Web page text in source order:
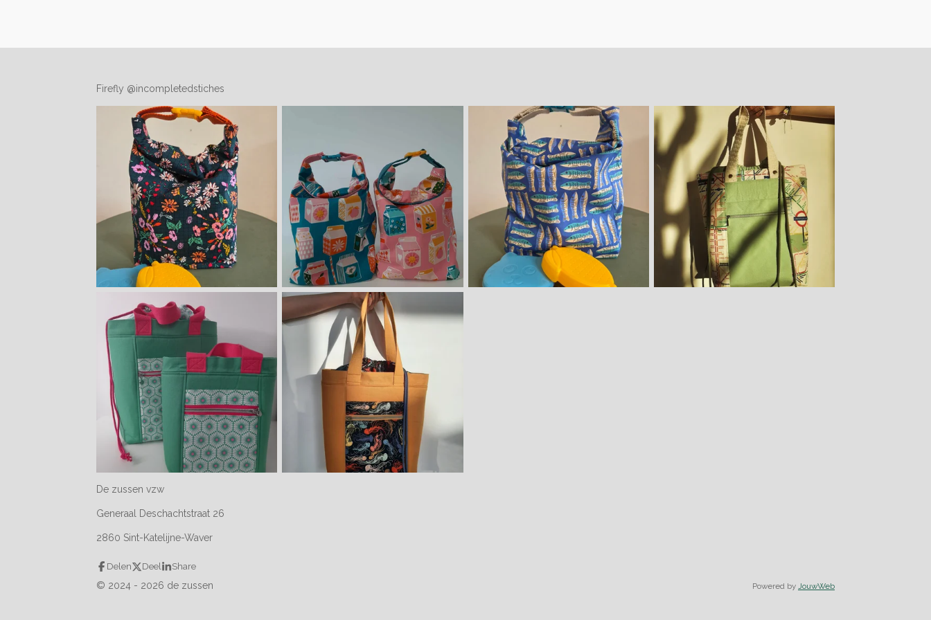
Firefly @incompletedstiches
De zussen vzw
Generaal Deschachtstraat 26
2860 Sint-Katelijne-Waver
Delen Deel Share
© 2024 - 2026 de zussen Powered by JouwWeb